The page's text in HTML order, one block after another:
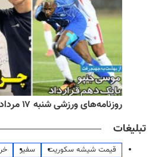
روزنامه‌های ورزشی شنبه ۱۷ مرداد ۱۴۰۵
تبلیغات
قیمت شیشه سکوریت سفیر